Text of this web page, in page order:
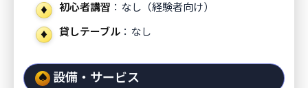
初心者講習 ：なし（経験者向け）
貸しテーブル ：なし
設備・サービス